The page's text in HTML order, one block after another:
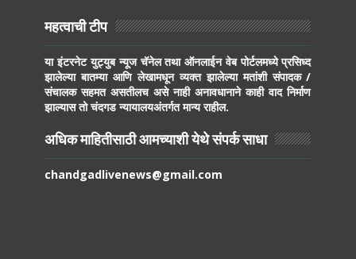
महत्वाची टीप
या इंटरनेट युट्युब न्यूज चॅनेल तथा ऑनलाईन वेब पोर्टलमध्ये प्रसिध्द
झालेल्या बातम्या आणि लेखामधून व्यक्त झालेल्या मतांशी संपादक /
संचालक सहमत असतीलच असे नाही अनावधानाने काही वाद निर्माण
झाल्यास तो चंदगड न्यायालयअंतर्गत मान्य राहील.
अधिक माहितीसाठी आमच्याशी येथे संपर्क साधा
chandgadlivenews@gmail.com